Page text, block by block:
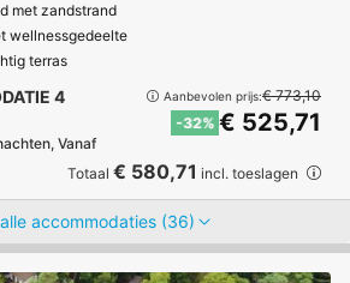
met zandstrand
wellnessgedeelte
terras
4
Vanaf
Aanbevolen prijs:€ 773,10
-32% € 525,71
Totaal € 580,71 incl. toeslagen
accommodaties (36)